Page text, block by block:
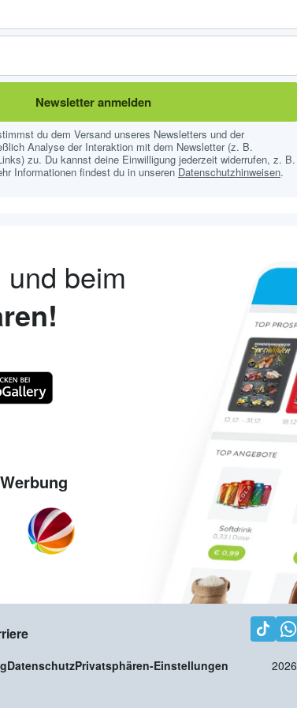
Newsletter anmelden
du dem Versand unseres Newsletters und der
Analyse der Interaktion mit dem Newsletter (z. B.
zu. Du kannst deine Einwilligung jederzeit widerrufen, z. B.
Informationen findest du in unseren Datenschutzhinweisen.
beim
DatenschutzPrivatsphären-Einstellungen 2026